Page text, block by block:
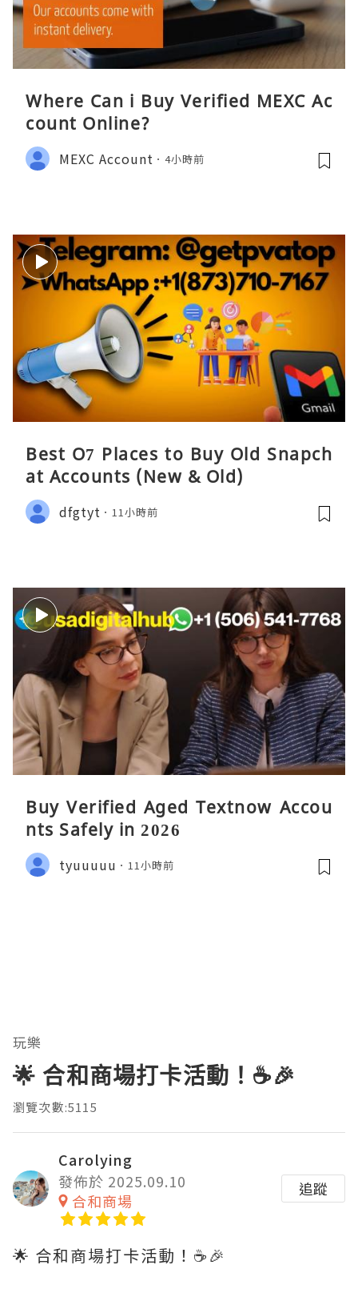
Where Can i Buy Verified MEXC Ac
count Online?
MEXC Account 4小時前
Best O7 Places to Buy Old Snapch
at Accounts (New & Old)
dfgtyt 11小時前
Buy Verified Aged Textnow Accou
nts Safely in 2026
tyuuuuu 11小時前
玩樂
🌟 合和商場打卡活動！☕️🎉
瀏覽次數:5115
Carolying
發佈於 2025.09.10
合和商場
追蹤
🌟 合和商場打卡活動！☕️🎉